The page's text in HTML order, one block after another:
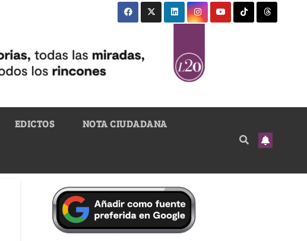
EDICTOS NOTA CIUDADANA